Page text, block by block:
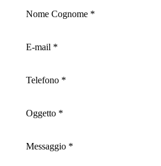
Nome Cognome *
E-mail *
Telefono *
Oggetto *
Messaggio *